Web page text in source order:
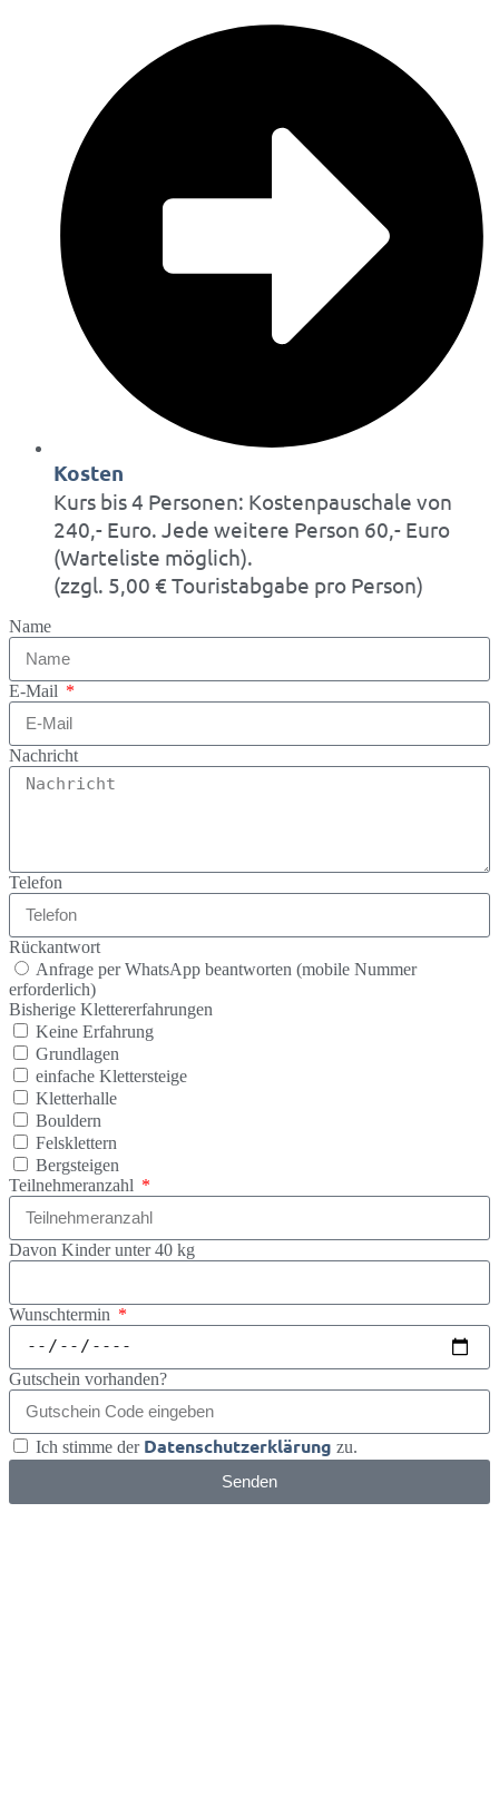
Kosten
Kurs bis 4 Personen: Kostenpauschale von
240,- Euro. Jede weitere Person 60,- Euro
(Warteliste möglich).
(zzgl. 5,00 € Touristabgabe pro Person)
Name
E-Mail
Nachricht
Telefon
Rückantwort
Anfrage per WhatsApp beantworten (mobile Nummer
erforderlich)
Bisherige Klettererfahrungen
Keine Erfahrung
Grundlagen
einfache Klettersteige
Kletterhalle
Bouldern
Felsklettern
Bergsteigen
Teilnehmeranzahl
Davon Kinder unter 40 kg
Wunschtermin
Gutschein vorhanden?
Ich stimme der Datenschutzerklärung zu.
Senden